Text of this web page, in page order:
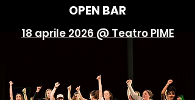
OPEN BAR
18 aprile 2026 @ Teatro PIME